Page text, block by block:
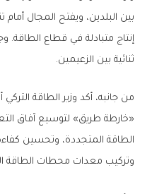
بين البلدين، ويفتح المجال
إنتاج متبادلة في قطاع الطاقة.
ثنائية بين الزعيمين.
من جانبه، أكد وزير الطاقة
«خارطة طريق» لتوسيع آفاق
الطاقة المتجددة، وتحسين
وتركيب معدات محطات الطاقة